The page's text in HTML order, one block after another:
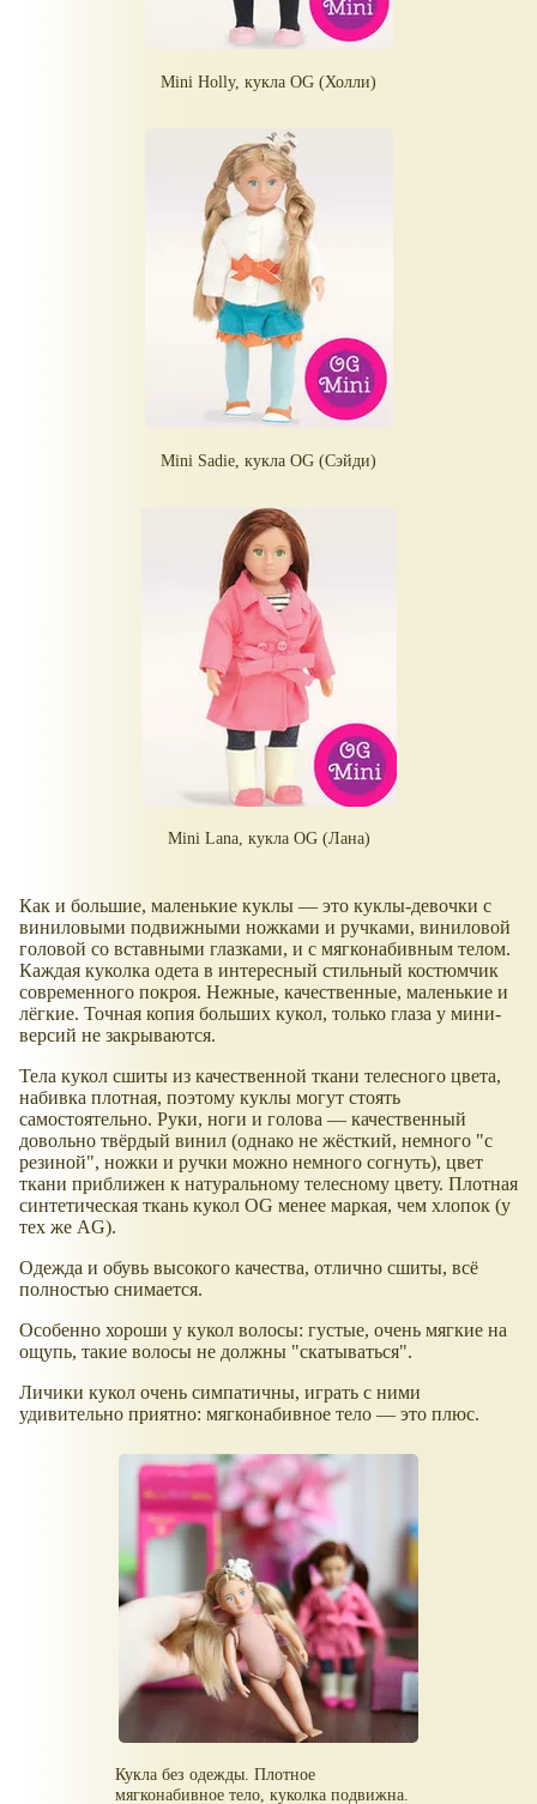
Mini Holly, кукла OG (Холли)
Mini Sadie, кукла OG (Сэйди)
Mini Lana, кукла OG (Лана)
Как и большие, маленькие куклы — это куклы-девочки с
виниловыми подвижными ножками и ручками, виниловой
головой со вставными глазками, и с мягконабивным телом.
Каждая куколка одета в интересный стильный костюмчик
современного покроя. Нежные, качественные, маленькие и
лёгкие. Точная копия больших кукол, только глаза у мини-
версий не закрываются.
Тела кукол сшиты из качественной ткани телесного цвета,
набивка плотная, поэтому куклы могут стоять
самостоятельно. Руки, ноги и голова — качественный
довольно твёрдый винил (однако не жёсткий, немного "с
резиной", ножки и ручки можно немного согнуть), цвет
ткани приближен к натуральному телесному цвету. Плотная
синтетическая ткань кукол OG менее маркая, чем хлопок (у
тех же AG).
Одежда и обувь высокого качества, отлично сшиты, всё
полностью снимается.
Особенно хороши у кукол волосы: густые, очень мягкие на
ощупь, такие волосы не должны "скатываться".
Личики кукол очень симпатичны, играть с ними
удивительно приятно: мягконабивное тело — это плюс.
Кукла без одежды. Плотное
мягконабивное тело, куколка подвижна.